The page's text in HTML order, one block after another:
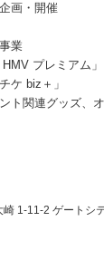
画・開催
業
プレミアム」
ケ biz＋」
ト関連グッズ、
1-11-2 ゲートシ